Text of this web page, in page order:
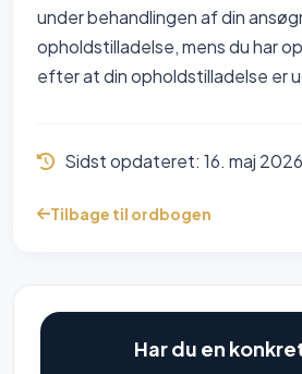
under behandlingen af din
opholdstilladelse, mens du har
efter at din opholdstilladelse er
Sidst opdateret: 16. maj 2026
Tilbage til ordbogen
Har du en